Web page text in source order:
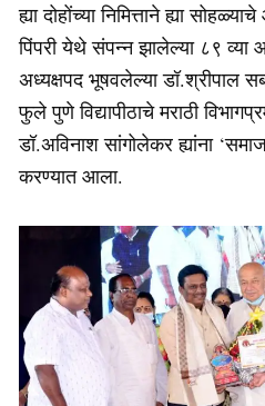
ह्या दोहोंच्या निमित्ताने ह्या
पिंपरी येथे संपन्न झालेल्या ८९ व्या
अध्यक्षपद भूषवलेल्या डॉ.श्रीपाल
फुले पुणे विद्यापीठाचे मराठी
डॉ.अविनाश सांगोलेकर ह्यांना
करण्यात आला.